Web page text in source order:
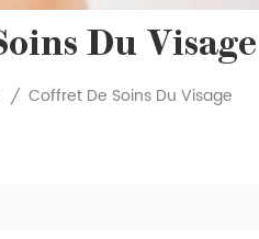
Du Visage
/ Coffret De Soins Du Visage